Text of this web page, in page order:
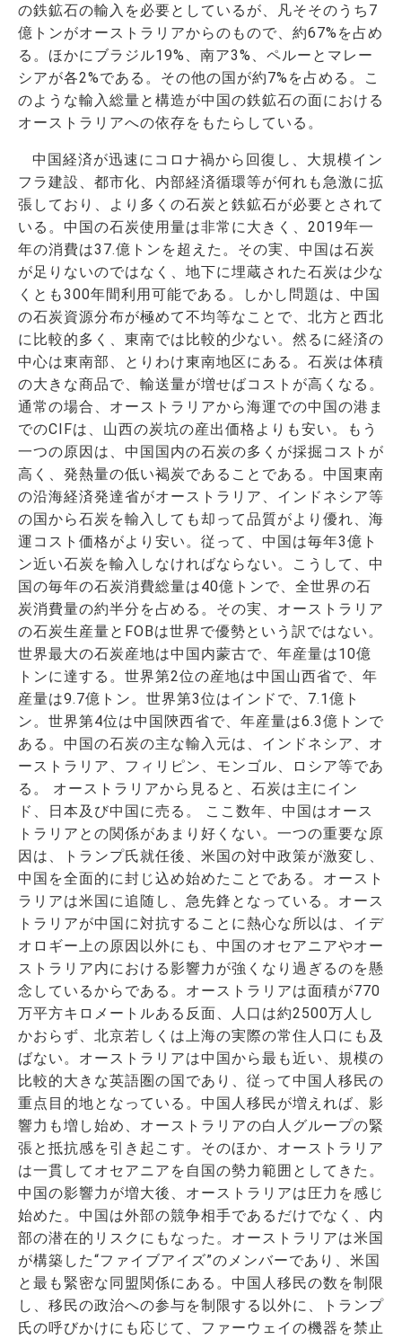
の鉄鉱石の輸入を必要としているが、凡そそのうち7
億トンがオーストラリアからのもので、約67%を占め
る。ほかにブラジル19%、南ア3%、ペルーとマレー
シアが各2%である。その他の国が約7%を占める。こ
のような輸入総量と構造が中国の鉄鉱石の面における
オーストラリアへの依存をもたらしている。
中国経済が迅速にコロナ禍から回復し、大規模イン
フラ建設、都市化、内部経済循環等が何れも急激に拡
張しており、より多くの石炭と鉄鉱石が必要とされて
いる。中国の石炭使用量は非常に大きく、2019年一
年の消費は37.億トンを超えた。その実、中国は石炭
が足りないのではなく、地下に埋蔵された石炭は少な
くとも300年間利用可能である。しかし問題は、中国
の石炭資源分布が極めて不均等なことで、北方と西北
に比較的多く、東南では比較的少ない。然るに経済の
中心は東南部、とりわけ東南地区にある。石炭は体積
の大きな商品で、輸送量が増せばコストが高くなる。
通常の場合、オーストラリアから海運での中国の港ま
でのCIFは、山西の炭坑の産出価格よりも安い。もう
一つの原因は、中国国内の石炭の多くが採掘コストが
高く、発熱量の低い褐炭であることである。中国東南
の沿海経済発達省がオーストラリア、インドネシア等
の国から石炭を輸入しても却って品質がより優れ、海
運コスト価格がより安い。従って、中国は毎年3億ト
ン近い石炭を輸入しなければならない。こうして、中
国の毎年の石炭消費総量は40億トンで、全世界の石
炭消費量の約半分を占める。その実、オーストラリア
の石炭生産量とFOBは世界で優勢という訳ではない。
世界最大の石炭産地は中国内蒙古で、年産量は10億
トンに達する。世界第2位の産地は中国山西省で、年
産量は9.7億トン。世界第3位はインドで、7.1億ト
ン。世界第4位は中国陝西省で、年産量は6.3億トンで
ある。中国の石炭の主な輸入元は、インドネシア、オ
ーストラリア、フィリピン、モンゴル、ロシア等であ
る。
オーストラリアから見ると、石炭は主にイン
ド、日本及び中国に売る。 ここ数年、中国はオース
トラリアとの関係があまり好くない。一つの重要な原
因は、トランプ氏就任後、米国の対中政策が激変し、
中国を全面的に封じ込め始めたことである。オースト
ラリアは米国に追随し、急先鋒となっている。オース
トラリアが中国に対抗することに熱心な所以は、イデ
オロギー上の原因以外にも、中国のオセアニアやオー
ストラリア内における影響力が強くなり過ぎるのを懸
念しているからである。オーストラリアは面積が770
万平方キロメートルある反面、人口は約2500万人し
かおらず、北京若しくは上海の実際の常住人口にも及
ばない。オーストラリアは中国から最も近い、規模の
比較的大きな英語圏の国であり、従って中国人移民の
重点目的地となっている。中国人移民が増えれば、影
響力も増し始め、オーストラリアの白人グループの緊
張と抵抗感を引き起こす。そのほか、オーストラリア
は一貫してオセアニアを自国の勢力範囲としてきた。
中国の影響力が増大後、オーストラリアは圧力を感じ
始めた。中国は外部の競争相手であるだけでなく、内
部の潜在的リスクにもなった。オーストラリアは米国
が構築した“ファイブアイズ”のメンバーであり、米国
と最も緊密な同盟関係にある。中国人移民の数を制限
し、移民の政治への参与を制限する以外に、トランプ
氏の呼びかけにも応じて、ファーウェイの機器を禁止